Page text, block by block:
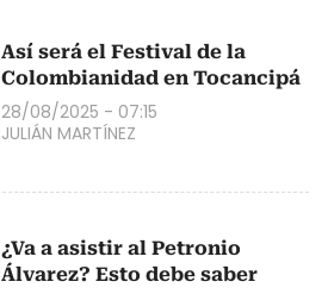
Así será el Festival de la
Colombianidad en Tocancipá
28/08/2025 - 07:15
JULIÁN MARTÍNEZ
¿Va a asistir al Petronio
Álvarez? Esto debe saber